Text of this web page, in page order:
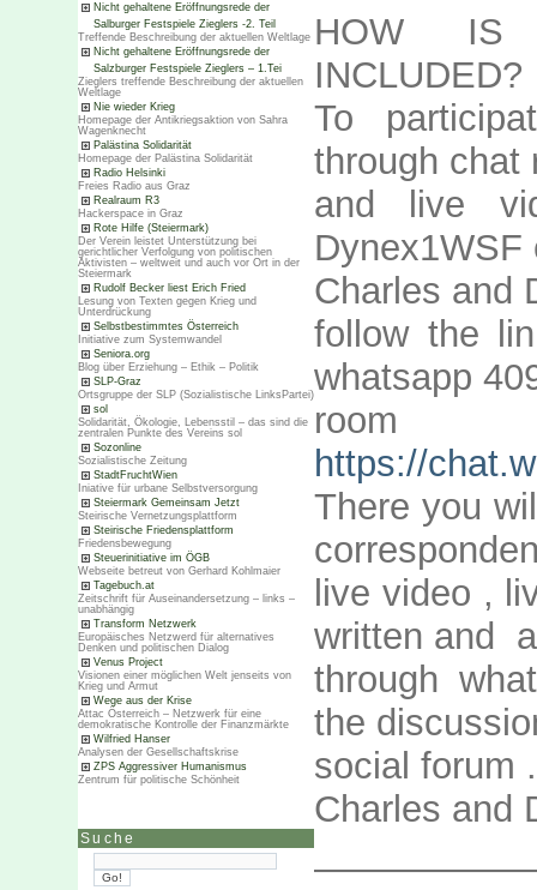
Nicht gehaltene Eröffnungsrede der
Salburger Festspiele Zieglers -2. Teil
Treffende Beschreibung der aktuellen Weltlage
Nicht gehaltene Eröffnungsrede der
Salzburger Festspiele Zieglers – 1.Tei
Zieglers treffende Beschreibung der aktuellen
Weltlage
Nie wieder Krieg
Homepage der Antikriegsaktion von Sahra
Wagenknecht
Palästina Solidarität
Homepage der Palästina Solidarität
Radio Helsinki
Freies Radio aus Graz
Realraum R3
Hackerspace in Graz
Rote Hilfe (Steiermark)
Der Verein leistet Unterstützung bei
gerichtlicher Verfolgung von politischen
Aktivisten – weltweit und auch vor Ort in der
Steiermark
Rudolf Becker liest Erich Fried
Lesung von Texten gegen Krieg und
Unterdrückung
Selbstbestimmtes Österreich
Initiative zum Systemwandel
Seniora.org
Blog über Erziehung – Ethik – Politik
SLP-Graz
Ortsgruppe der SLP (Sozialistische LinksPartei)
sol
Solidarität, Ökologie, Lebensstil – das sind die
zentralen Punkte des Vereins sol
Sozonline
Sozialistische Zeitung
StadtFruchtWien
Iniative für urbane Selbstversorgung
Steiermark Gemeinsam Jetzt
Steirische Vernetzungsplattform
Steirische Friedensplattform
Friedensbewegung
Steuerinitiative im ÖGB
Webseite betreut von Gerhard Kohlmaier
Tagebuch.at
Zeitschrift für Auseinandersetzung – links –
unabhängig
Transform Netzwerk
Europäisches Netzwerd für alternatives
Denken und politischen Dialog
Venus Project
Visionen einer möglichen Welt jenseits von
Krieg und Armut
Wege aus der Krise
Attac Österreich – Netzwerk für eine
demokratische Kontrolle der Finanzmärkte
Wilfried Hanser
Analysen der Gesellschaftskrise
ZPS Aggressiver Humanismus
Zentrum für politische Schönheit
Suche
HOW IS
INCLUDED?
To
through chat
and live
Dynex1WSF
Charles and
follow the
whatsapp
room
https://
There you
live video ,
written and
through
the
social forum
Charles and